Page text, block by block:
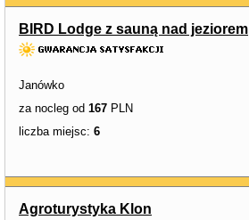
BIRD Lodge z sauną nad jeziorem
Janówko
za nocleg od 167 PLN
liczba miejsc: 6
Agroturystyka Klon